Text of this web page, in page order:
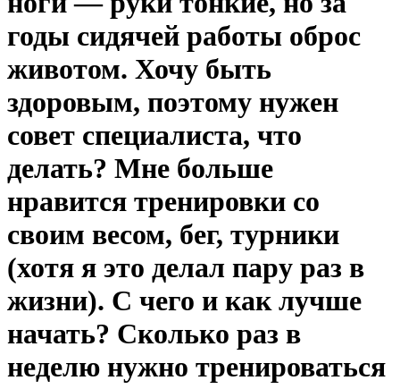
годы сидячей работы оброс
животом. Хочу быть
здоровым, поэтому нужен
совет специалиста, что
делать? Мне больше
нравится тренировки со
своим весом, бег, турники
(хотя я это делал пару раз в
жизни). С чего и как лучше
начать? Сколько раз в
неделю нужно тренироваться